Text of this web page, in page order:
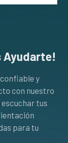
Ayudarte!
y
con nuestro
tus
para tu